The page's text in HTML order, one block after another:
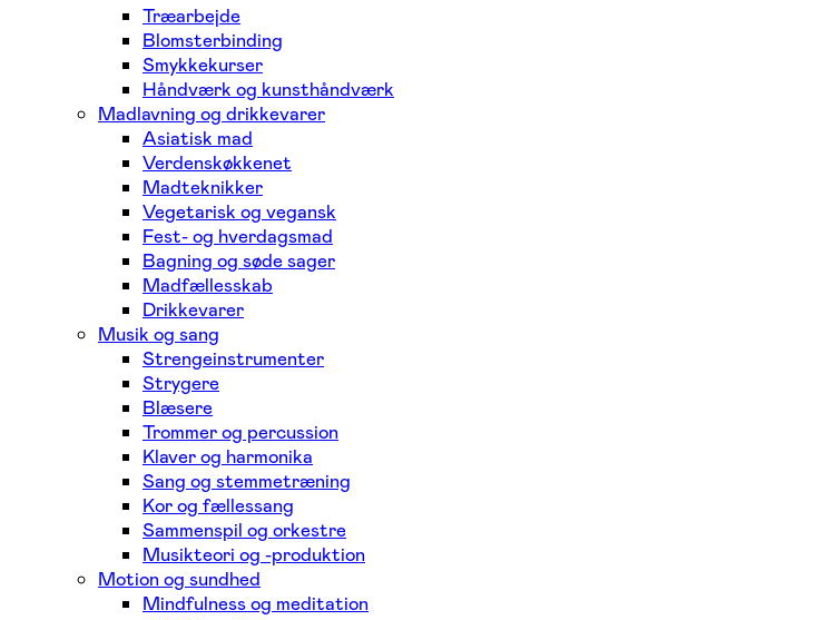
Træarbejde
Blomsterbinding
Smykkekurser
Håndværk og kunsthåndværk
Madlavning og drikkevarer
Asiatisk mad
Verdenskøkkenet
Madteknikker
Vegetarisk og vegansk
Fest- og hverdagsmad
Bagning og søde sager
Madfællesskab
Drikkevarer
Musik og sang
Strengeinstrumenter
Strygere
Blæsere
Trommer og percussion
Klaver og harmonika
Sang og stemmetræning
Kor og fællessang
Sammenspil og orkestre
Musikteori og -produktion
Motion og sundhed
Mindfulness og meditation